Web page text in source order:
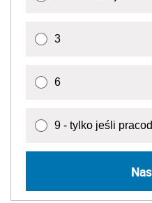
3
6
9 - tylko jeśli